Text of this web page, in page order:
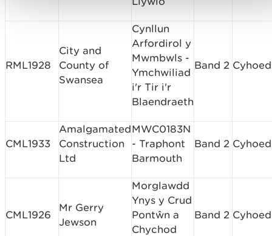
RML1928
City and
County of
Swansea
Cynllun
Arfordirol y
Mwmbwls -
Ymchwiliad
i'r Tir i'r
Blaendraeth
Band 2
CML1933
Amalgamated
Construction
Ltd
MWC0183N
- Traphont
Barmouth
Band 2
CML1926
Mr Gerry
Jewson
Morglawdd
Ynys y Crud
Pontŵn a
Chychod
Band 2